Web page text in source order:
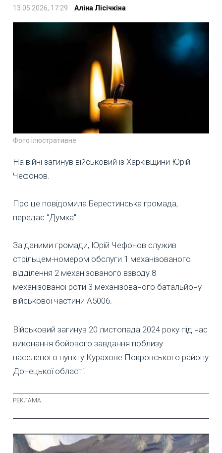
13.05.2026, 17:29 Аліна Лісічкіна
Фото ілюстративне
На війні загинув військовий із Харківщини Юрій
Чефонов.
Про це повідомила Берестинська громада,
передає "Думка".
За даними громади, Юрій Чефонов служив
стрільцем-номером обслуги 1 механізованого
відділення 2 механізованого взводу 8
механізованої роти 3 механізованого батальйону
військової частини А5006.
Військовий загинув 20 листопада 2024 року під час
виконання бойового завдання поблизу
населеного пункту Курахове Покровського району
Донецької області.